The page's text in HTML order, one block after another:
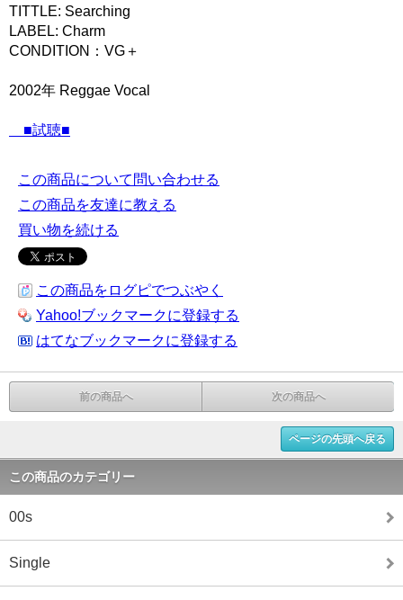
TITTLE: Searching
LABEL: Charm
CONDITION：VG＋
2002年 Reggae Vocal
■試聴■
この商品について問い合わせる
この商品を友達に教える
買い物を続ける
この商品をログピでつぶやく
Yahoo!ブックマークに登録する
はてなブックマークに登録する
前の商品へ 次の商品へ
ページの先頭へ戻る
この商品のカテゴリー
00s
Single